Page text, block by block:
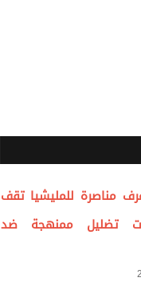
مناصرة للمليشيا تقف
تضليل ممنهجة ضد